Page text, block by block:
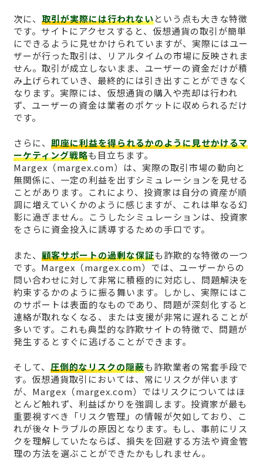
次に、 取引が実際には行われないという点も大きな特徴
です。サイトにアクセスすると、仮想通貨の取引が簡単
にできるように見せかけられていますが、実際にはユー
ザーが行った取引は、リアルタイムの市場に反映されま
せん。取引が成立しないまま、ユーザーの資金だけが積
み上げられていき、最終的には引き出すことができなく
なります。実際には、仮想通貨の購入や売却は行われ
ず、ユーザーの資金は業者のポケットに収められるだけ
です。
さらに、 即座に利益を得られるかのように見せかけるマ
ーケティング戦略も目立ちます。
Margex（margex.com）は、実際の取引市場の動向と
無関係に、一定の利益を出すシミュレーションを見せる
ことがあります。これにより、投資家は自分の資産が順
調に増えていくかのように感じますが、これは単なる幻
影に過ぎません。こうしたシミュレーションは、投資家
をさらに資金投入に誘導するための手口です。
また、 顧客サポートの過剰な保証も詐欺的な特徴の一つ
です。Margex（margex.com）では、ユーザーからの
問い合わせに対して非常に積極的に対応し、問題解決を
約束するかのように振る舞います。しかし、実際にはこ
のサポートは表面的なものであり、問題が深刻化すると
連絡が取れなくなる、または支援が非常に遅れることが
多いです。これも典型的な詐欺サイトの特徴で、問題が
発生するとすぐに逃げることができます。
そして、 圧倒的なリスクの隠蔽も詐欺業者の常套手段で
す。仮想通貨取引においては、常にリスクが伴います
が、Margex（margex.com）ではリスクについてはほ
とんど触れず、利益ばかりを強調します。投資家が最も
重要視すべき「リスク管理」の情報が欠如しており、こ
れが後々トラブルの原因となります。もし、事前にリス
クを理解していたならば、損失を回避する方法や資金管
理の方法を選ぶことができたかもしれません。